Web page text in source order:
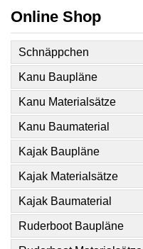
Online Shop
Schnäppchen
Kanu Baupläne
Kanu Materialsätze
Kanu Baumaterial
Kajak Baupläne
Kajak Materialsätze
Kajak Baumaterial
Ruderboot Baupläne